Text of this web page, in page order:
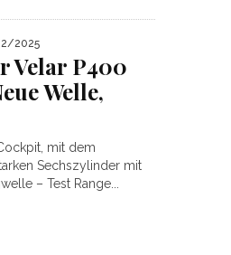
2025
Velar P400
Welle,
mit dem
Sechszylinder mit
– Test Range...